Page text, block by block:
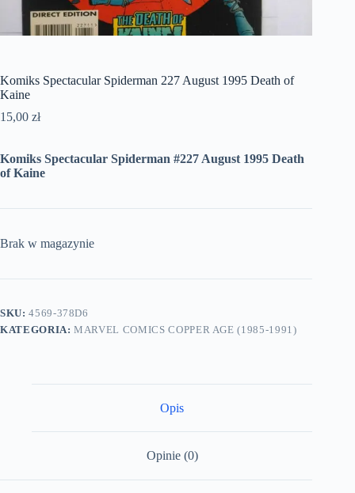
Komiks Spectacular Spiderman 227 August 1995 Death of
Kaine
15,00 zł
Komiks Spectacular Spiderman #227 August 1995 Death
of Kaine
Brak w magazynie
SKU:4569-378D6
KATEGORIA:MARVEL COMICS COPPER AGE (1985-1991)
Opis
Opinie (0)